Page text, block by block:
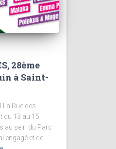
28ème
à Saint-
La Rue des
du 13 au 15
au sein du Parc
engagé et de